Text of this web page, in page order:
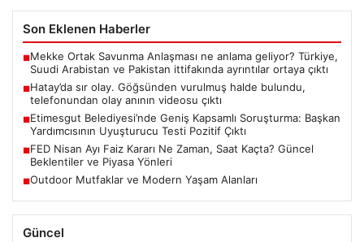
Son Eklenen Haberler
■Mekke Ortak Savunma Anlaşması ne anlama geliyor? Türkiye,
Suudi Arabistan ve Pakistan ittifakında ayrıntılar ortaya çıktı
■Hatay’da sır olay. Göğsünden vurulmuş halde bulundu,
telefonundan olay anının videosu çıktı
■Etimesgut Belediyesi’nde Geniş Kapsamlı Soruşturma: Başkan
Yardımcısının Uyuşturucu Testi Pozitif Çıktı
■FED Nisan Ayı Faiz Kararı Ne Zaman, Saat Kaçta? Güncel
Beklentiler ve Piyasa Yönleri
■Outdoor Mutfaklar ve Modern Yaşam Alanları
Güncel